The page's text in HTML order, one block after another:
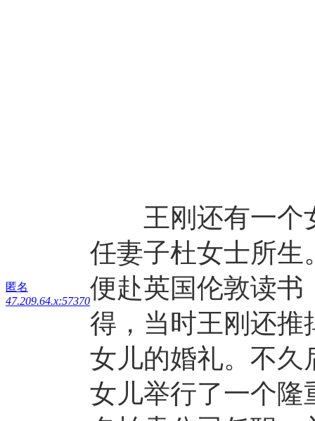
匿名
47.209.64.x:57370
王刚还有一个
任妻子杜女士所生
便赴英国伦敦读书
得，当时王刚还推
女儿的婚礼。不久
女儿举行了一个隆